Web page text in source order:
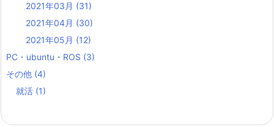
2021年03月 (31)
2021年04月 (30)
2021年05月 (12)
PC・ubuntu・ROS (3)
その他 (4)
就活 (1)